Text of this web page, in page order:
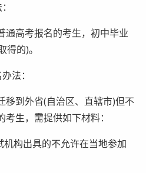
高考报名的考生，初中毕业
的)。
法：
到外省(自治区、直辖市)但不
生，需提供如下材料：
构出具的不允许在当地参加